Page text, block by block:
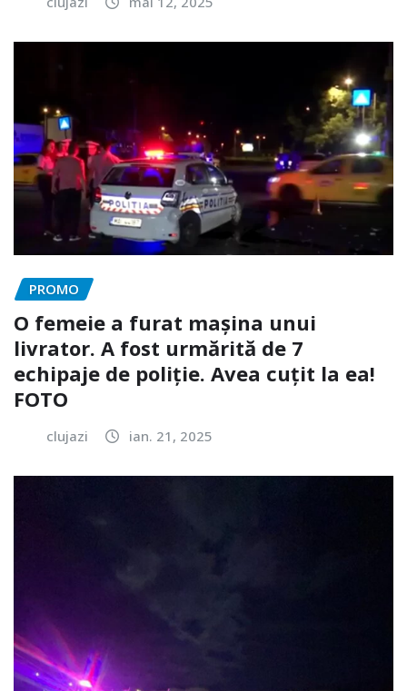
PROMO
O femeie a furat mașina unui
livrator. A fost urmărită de 7
echipaje de poliție. Avea cuțit la ea!
FOTO
clujazi ian. 21, 2025